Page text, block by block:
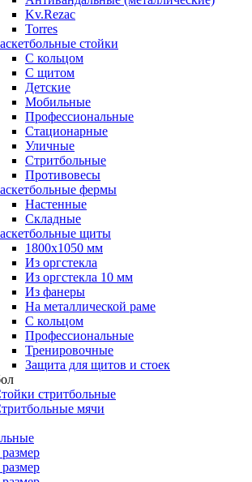
Kv.Rezac
Torres
стойки
С кольцом
С щитом
Детские
Мобильные
Профессиональные
Стационарные
Уличные
Стритбольные
Противовесы
фермы
Настенные
Складные
щиты
1800х1050 мм
Из оргстекла
Из оргстекла 10 мм
Из фанеры
На металлической раме
С кольцом
Профессиональные
Тренировочные
Защита для щитов и стоек
стритбольные
мячи
размер
размер